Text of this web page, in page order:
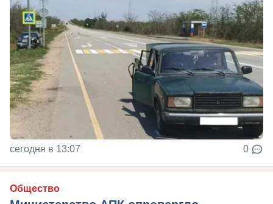
сегодня в 13:07 0
Общество